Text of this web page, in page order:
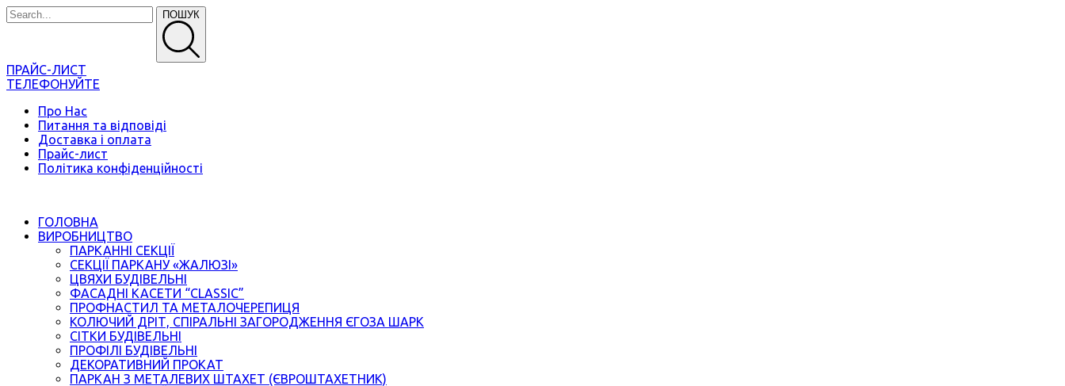
ПОШУК
ПРАЙС-ЛИСТ
ТЕЛЕФОНУЙТЕ
Про Нас
Питання та відповіді
Доставка і оплата
Прайс-лист
Політика конфіденційності
ГОЛОВНА
ВИРОБНИЦТВО
ПАРКАННІ СЕКЦІЇ
СЕКЦІЇ ПАРКАНУ «ЖАЛЮЗІ»
ЦВЯХИ БУДІВЕЛЬНІ
ФАСАДНІ КАСЕТИ “CLASSIC”
ПРОФНАСТИЛ ТА МЕТАЛОЧЕРЕПИЦЯ
КОЛЮЧИЙ ДРІТ, СПІРАЛЬНІ ЗАГОРОДЖЕННЯ ЄГОЗА ШАРК
СІТКИ БУДІВЕЛЬНІ
ПРОФІЛІ БУДІВЕЛЬНІ
ДЕКОРАТИВНИЙ ПРОКАТ
ПАРКАН З МЕТАЛЕВИХ ШТАХЕТ (ЄВРОШТАХЕТНИК)